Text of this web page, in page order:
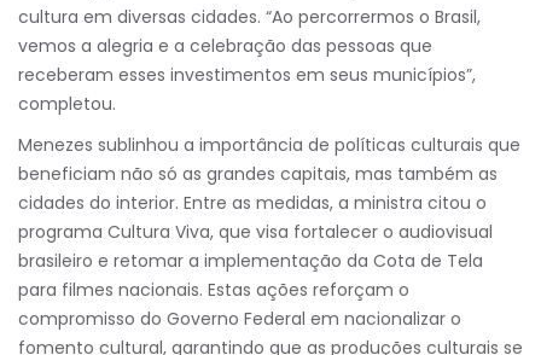
cultura em diversas cidades. “Ao percorrermos o Brasil,
vemos a alegria e a celebração das pessoas que
receberam esses investimentos em seus municípios”,
completou.
Menezes sublinhou a importância de políticas culturais que
beneficiam não só as grandes capitais, mas também as
cidades do interior. Entre as medidas, a ministra citou o
programa Cultura Viva, que visa fortalecer o audiovisual
brasileiro e retomar a implementação da Cota de Tela
para filmes nacionais. Estas ações reforçam o
compromisso do Governo Federal em nacionalizar o
fomento cultural, garantindo que as produções culturais se